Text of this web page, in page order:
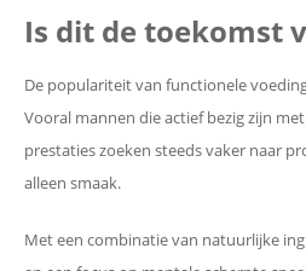
Is dit de toekomst
De populariteit van functionele
Vooral mannen die actief bezig zijn
prestaties zoeken steeds vaker naar
alleen smaak.
Met een combinatie van natuurlijke